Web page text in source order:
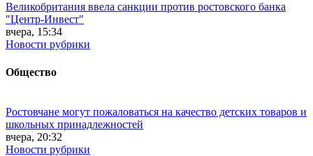
Великобритания ввела санкции против ростовского банка
"Центр-Инвест"
вчера, 15:34
Новости рубрики
Общество
Ростовчане могут пожаловаться на качество детских товаров и
школьных принадлежностей
вчера, 20:32
Новости рубрики